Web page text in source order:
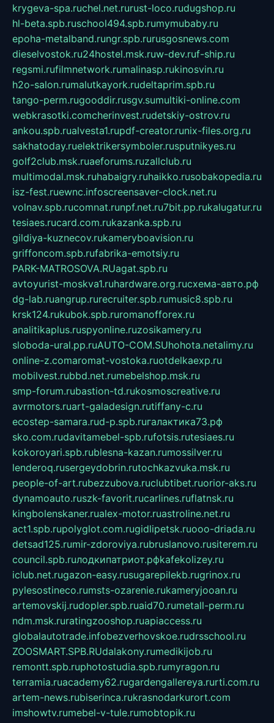
krygeva-spa.ruchel.net.rurust-loco.rudugshop.ru
hl-beta.spb.ruschool494.spb.rumymubaby.ru
epoha-metalband.rungr.spb.rurusgosnews.com
dieselvostok.ru24hostel.msk.ruw-dev.ruf-ship.ru
regsmi.rufilmnetwork.rumalinasp.rukinosvin.ru
h2o-salon.rumalutkayork.rudeltaprim.spb.ru
tango-perm.rugooddir.rusgv.sumultiki-online.com
webkrasotki.comcherinvest.rudetskiy-ostrov.ru
ankou.spb.rualvesta1.rupdf-creator.runix-files.org.ru
sakhatoday.ruelektrikersymboler.rusputnikyes.ru
golf2club.msk.ruaeforums.ruzallclub.ru
multimodal.msk.ruhabaigry.ruhaikko.rusobakopedia.ru
isz-fest.ruewnc.infoscreensaver-clock.net.ru
volnav.spb.rucomnat.runpf.net.ru7bit.pp.rukalugatur.ru
tesiaes.rucard.com.rukazanka.spb.ru
gildiya-kuznecov.rukameryboavision.ru
griffoncom.spb.rufabrika-emotsiy.ru
PARK-MATROSOVA.RUagat.spb.ru
avtoyurist-moskva1.ruhardware.org.ruсхема-авто.рф
dg-lab.ruangrup.rurecruiter.spb.rumusic8.spb.ru
krsk124.rukubok.spb.ruromanofforex.ru
analitikaplus.ruspyonline.ruzosikamery.ru
sloboda-ural.pp.ruAUTO-COM.SUhohota.netalimy.ru
online-z.comaromat-vostoka.ruotdelkaexp.ru
mobilvest.rubbd.net.rumebelshop.msk.ru
smp-forum.rubastion-td.rukosmoscreative.ru
avrmotors.ruart-galadesign.rutiffany-c.ru
ecostep-samara.rud-p.spb.ruгалактика73.рф
sko.com.rudavitamebel-spb.rufotsis.rutesiaes.ru
kokoroyari.spb.rublesna-kazan.rumossilver.ru
lenderoq.rusergeydobrin.rutochkazvuka.msk.ru
people-of-art.rubezzubova.ruclubtibet.ruorior-aks.ru
dynamoauto.ruszk-favorit.rucarlines.ruflatnsk.ru
kingbolenskaner.rualex-motor.ruastroline.net.ru
act1.spb.rupolyglot.com.rugidlipetsk.ruooo-driada.ru
detsad125.rumir-zdoroviya.rubruslanovo.rusiterem.ru
council.spb.ruлодкипатриот.рфkafekolizey.ru
iclub.net.rugazon-easy.rusugarepilekb.rugrinox.ru
pylesostineco.rumsts-ozarenie.rukameryjooan.ru
artemovskij.rudopler.spb.ruaid70.rumetall-perm.ru
ndm.msk.ruratingzooshop.ruapiaccess.ru
globalautotrade.infobezverhovskoe.rudrsschool.ru
ZOOSMART.SPB.RUdalakony.rumedikijob.ru
remontt.spb.ruphotostudia.spb.rumyragon.ru
terramia.ruacademy62.rugardengallereya.rurti.com.ru
artem-news.rubiserinca.rukrasnodarkurort.com
imshowtv.rumebel-v-tule.rumobtopik.ru